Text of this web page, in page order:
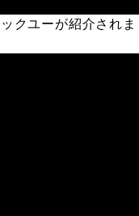
クユーが紹介されま